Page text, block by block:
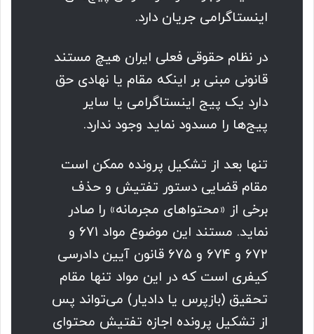
اینستاگرامی جریان دارد.
در نظام حقوقی فعلی ایران هیچ مستند
قانونی مبنی بر اینکه مقام یا نهادی حق
دارد یک پیج اینستاگرامی یا سایر
پیج‌ها را مسدود نماید وجود ندارد.
تنها بعد از تشکیل پرونده ممکن است
مقام قضایی دستور تفتیش و حذف
برخی از «محتواهای مجرمانه» را صادر
نماید. مستند این موضوع مواد ۶۷۱ و
۶۷۲ و ۶۷۴ و ۶۷۵ قانون آیین دادرسی
کیفری است که در این مواد تنها مقام
تحقیق (بازپرس یا دادیار) می‌تواند پس
از تشکیل پرونده اجازه تفتیش محتوای